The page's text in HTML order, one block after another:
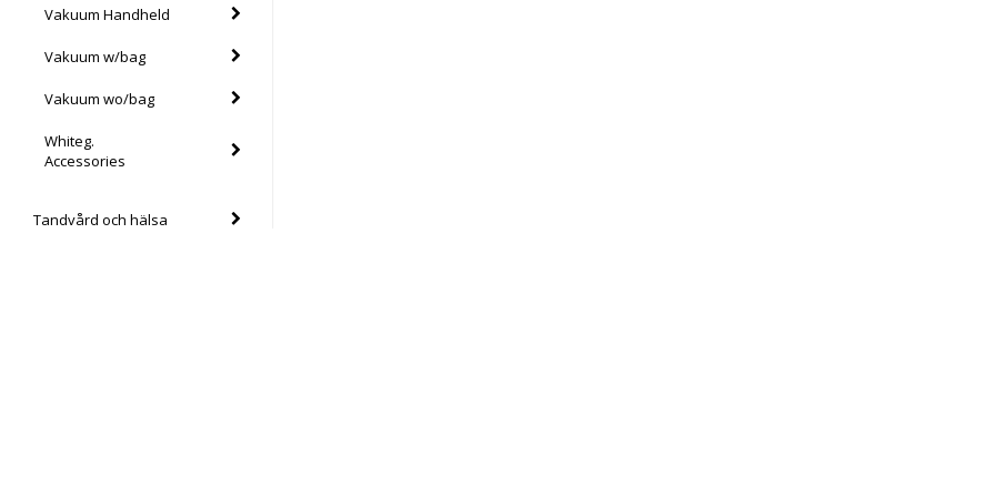
Vakuum Handheld
Vakuum w/bag
Vakuum wo/bag
Whiteg.
Accessories
Tandvård och hälsa